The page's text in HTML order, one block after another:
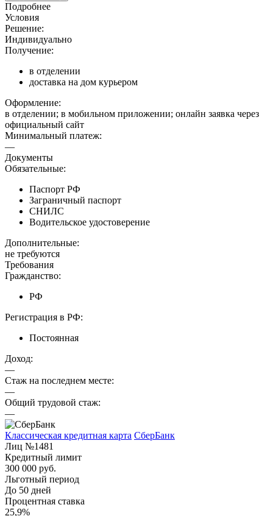
Подробнее
Условия
Решение:
Индивидуально
Получение:
в отделении
доставка на дом курьером
Оформление:
в отделении; в мобильном приложении; онлайн заявка через
официальный сайт
Минимальный платеж:
—
Документы
Обязательные:
Паспорт РФ
Заграничный паспорт
СНИЛС
Водительское удостоверение
Дополнительные:
не требуются
Требования
Гражданство:
РФ
Регистрация в РФ:
Постоянная
Доход:
—
Стаж на последнем месте:
—
Общий трудовой стаж:
—
Классическая кредитная карта СберБанк
Лиц №1481
Кредитный лимит
300 000 руб.
Льготный период
До 50 дней
Процентная ставка
25,9%